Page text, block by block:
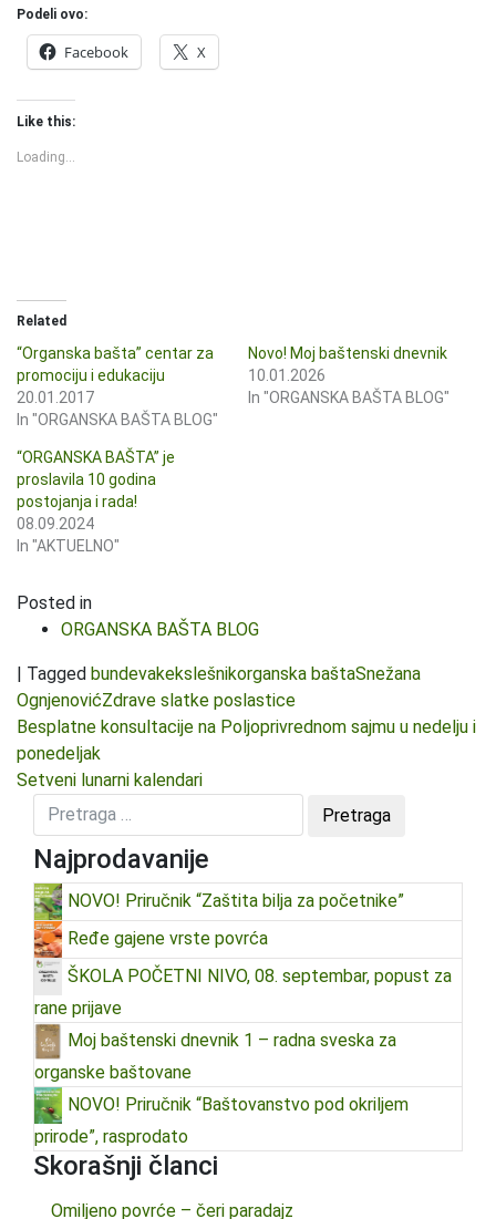
Podeli ovo:
Facebook X
Like this:
Loading...
Related
“Organska bašta” centar za
promociju i edukaciju
20.01.2017
In "ORGANSKA BAŠTA BLOG"
Novo! Moj baštenski dnevnik
10.01.2026
In "ORGANSKA BAŠTA BLOG"
“ORGANSKA BAŠTA” je
proslavila 10 godina
postojanja i rada!
08.09.2024
In "AKTUELNO"
Posted in
ORGANSKA BAŠTA BLOG
| Tagged bundevakekslešnikorganska baštaSnežana
OgnjenovićZdrave slatke poslastice
Kretanje članka
Besplatne konsultacije na Poljoprivrednom sajmu u nedelju i
ponedeljak
Setveni lunarni kalendari
Najprodavanije
NOVO! Priručnik “Zaštita bilja za početnike”
Ređe gajene vrste povrća
ŠKOLA POČETNI NIVO, 08. septembar, popust za
rane prijave
Moj baštenski dnevnik 1 – radna sveska za
organske baštovane
NOVO! Priručnik “Baštovanstvo pod okriljem
prirode”, rasprodato
Skorašnji članci
Omiljeno povrće – čeri paradajz